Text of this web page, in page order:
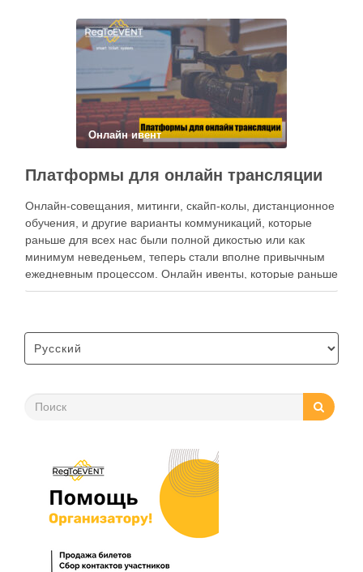
Онлайн ивент
Платформы для онлайн трансляции
Онлайн-совещания, митинги, скайп-колы, дистанционное
обучения, и другие варианты коммуникаций, которые
раньше для всех нас были полной дикостью или как
минимум неведеньем, теперь стали вполне привычным
ежедневным процессом. Онлайн ивенты, которые раньше
были редкостью стают тоже нормой. Поэтому если Вы